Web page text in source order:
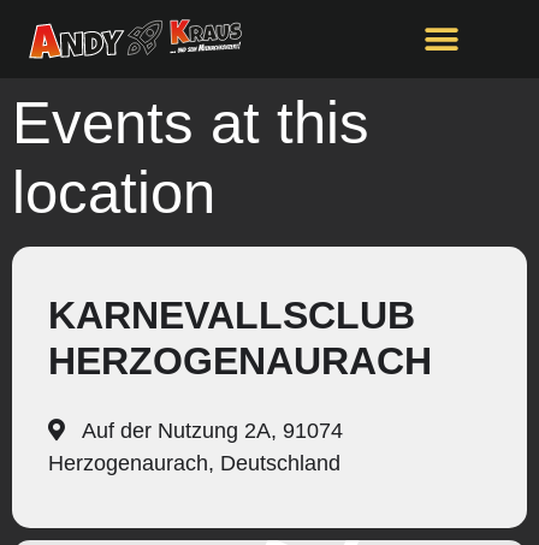
Events at this
location
KARNEVALLSCLUB
HERZOGENAURACH
Auf der Nutzung 2A, 91074
Herzogenaurach, Deutschland